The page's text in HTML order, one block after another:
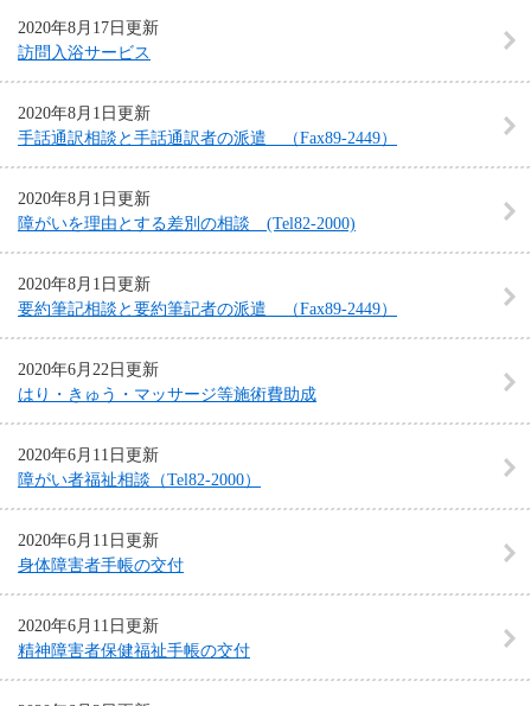
2020年8月17日更新
訪問入浴サービス
2020年8月1日更新
手話通訳相談と手話通訳者の派遣 （Fax89-2449）
2020年8月1日更新
障がいを理由とする差別の相談 (Tel82-2000)
2020年8月1日更新
要約筆記相談と要約筆記者の派遣 （Fax89-2449）
2020年6月22日更新
はり・きゅう・マッサージ等施術費助成
2020年6月11日更新
障がい者福祉相談（Tel82-2000）
2020年6月11日更新
身体障害者手帳の交付
2020年6月11日更新
精神障害者保健福祉手帳の交付